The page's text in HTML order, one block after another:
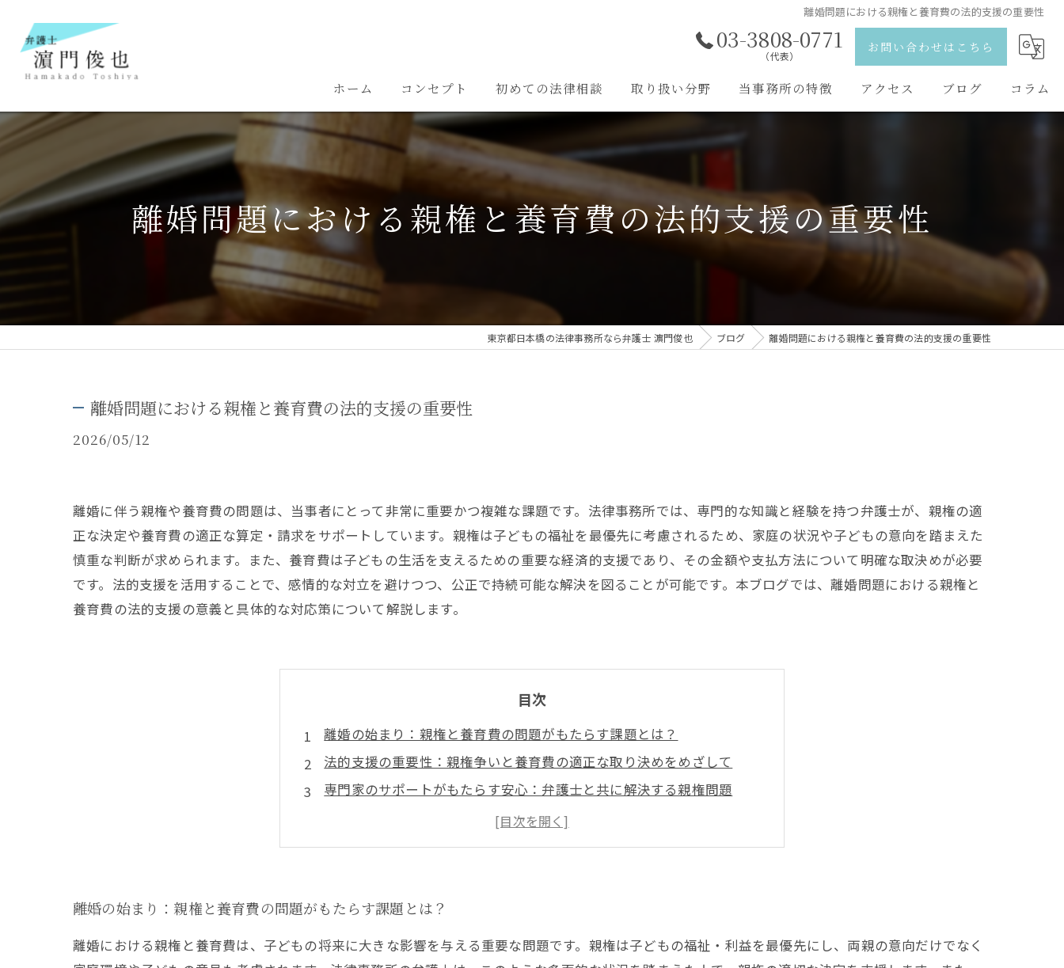
離婚問題における親権と養育費の法的支援の重要性
03-3808-0771
（代表）
お問い合わせはこちら
ホーム コンセプト 初めての法律相談 取り扱い分野
離婚問題
交通事故問題
相続問題
当事務所の特徴
刑事事件
アクセス ブログ コラム
離婚問題における親権と養育費の法的支援の重要性
東京都日本橋の法律事務所なら弁護士 濵門俊也 ブログ 離婚問題における親権と養育費の法的支援の重要性
離婚問題における親権と養育費の法的支援の重要性
2026/05/12
離婚に伴う親権や養育費の問題は、当事者にとって非常に重要かつ複雑な課題です。法律事務所では、専門的な知識と経験を持つ弁護士が、親権の適
正な決定や養育費の適正な算定・請求をサポートしています。親権は子どもの福祉を最優先に考慮されるため、家庭の状況や子どもの意向を踏まえた
慎重な判断が求められます。また、養育費は子どもの生活を支えるための重要な経済的支援であり、その金額や支払方法について明確な取決めが必要
です。法的支援を活用することで、感情的な対立を避けつつ、公正で持続可能な解決を図ることが可能です。本ブログでは、離婚問題における親権と
養育費の法的支援の意義と具体的な対応策について解説します。
目次
離婚の始まり：親権と養育費の問題がもたらす課題とは？
法的支援の重要性：親権争いと養育費の適正な取り決めをめざして
専門家のサポートがもたらす安心：弁護士と共に解決する親権問題
養育費の算定と請求のポイント：子どもの生活を守るために必要な知識
感情と法律の狭間で：公正かつ持続可能な離婚後の親権・養育費解決法
親権と養育費をめぐる法的支援で未来を築くために
離婚の始まり：親権と養育費の問題がもたらす課題とは？
離婚における親権と養育費は、子どもの将来に大きな影響を与える重要な問題です。親権は子どもの福祉・利益を最優先にし、両親の意向だけでなく